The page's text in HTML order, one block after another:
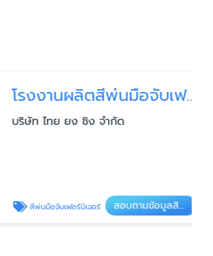
โรงงานผลิตสีพ่นมือจับเฟอร์นิเจอร์
บริษัท ไทย ยง ซิง จำกัด
สีพ่นมือจับเฟอร์นิเจอร์ สอบถามข้อมูลสินค้า